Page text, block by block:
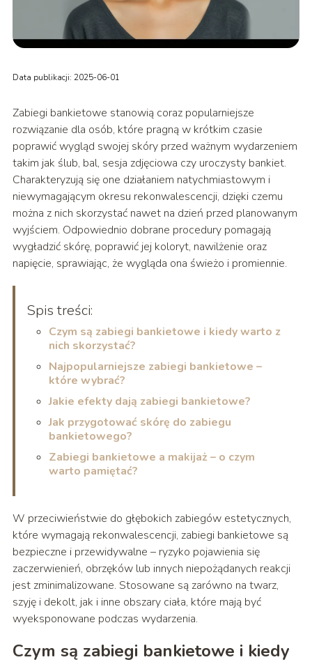
Data publikacji: 2025-06-01
Zabiegi bankietowe stanowią coraz popularniejsze
rozwiązanie dla osób, które pragną w krótkim czasie
poprawić wygląd swojej skóry przed ważnym wydarzeniem
takim jak ślub, bal, sesja zdjęciowa czy uroczysty bankiet.
Charakteryzują się one działaniem natychmiastowym i
niewymagającym okresu rekonwalescencji, dzięki czemu
można z nich skorzystać nawet na dzień przed planowanym
wyjściem. Odpowiednio dobrane procedury pomagają
wygładzić skórę, poprawić jej koloryt, nawilżenie oraz
napięcie, sprawiając, że wygląda ona świeżo i promiennie.
Spis treści:
Czym są zabiegi bankietowe i kiedy warto z
nich skorzystać?
Najpopularniejsze zabiegi bankietowe –
które wybrać?
Jakie efekty dają zabiegi bankietowe?
Jak przygotować skórę do zabiegu
bankietowego?
Zabiegi bankietowe a makijaż – o czym
warto pamiętać?
W przeciwieństwie do głębokich zabiegów estetycznych,
które wymagają rekonwalescencji, zabiegi bankietowe są
bezpieczne i przewidywalne – ryzyko pojawienia się
zaczerwienień, obrzęków lub innych niepożądanych reakcji
jest zminimalizowane. Stosowane są zarówno na twarz,
szyję i dekolt, jak i inne obszary ciała, które mają być
wyeksponowane podczas wydarzenia.
Czym są zabiegi bankietowe i kiedy